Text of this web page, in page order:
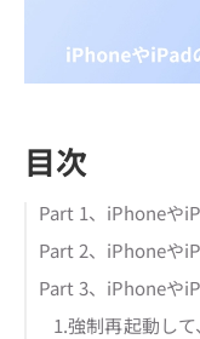
目次
Part 1、iPhoneや
Part 2、iPhoneや
Part 3、iPhoneや
1.強制再起動し